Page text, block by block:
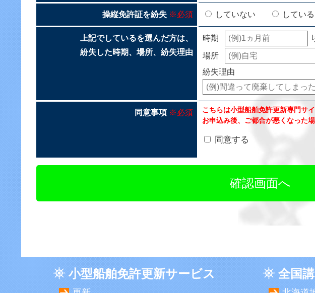
操縦免許証を紛失 ※必須 していない している
上記でしているを選んだ方は、
紛失した時期、場所、紛失理由
時期
場所
紛失理由
同意事項 ※必須
こちらは小型船舶免許更新専門サ
お申込み後、ご都合が悪くなった
同意する
小型船舶免許更新サービス 全国